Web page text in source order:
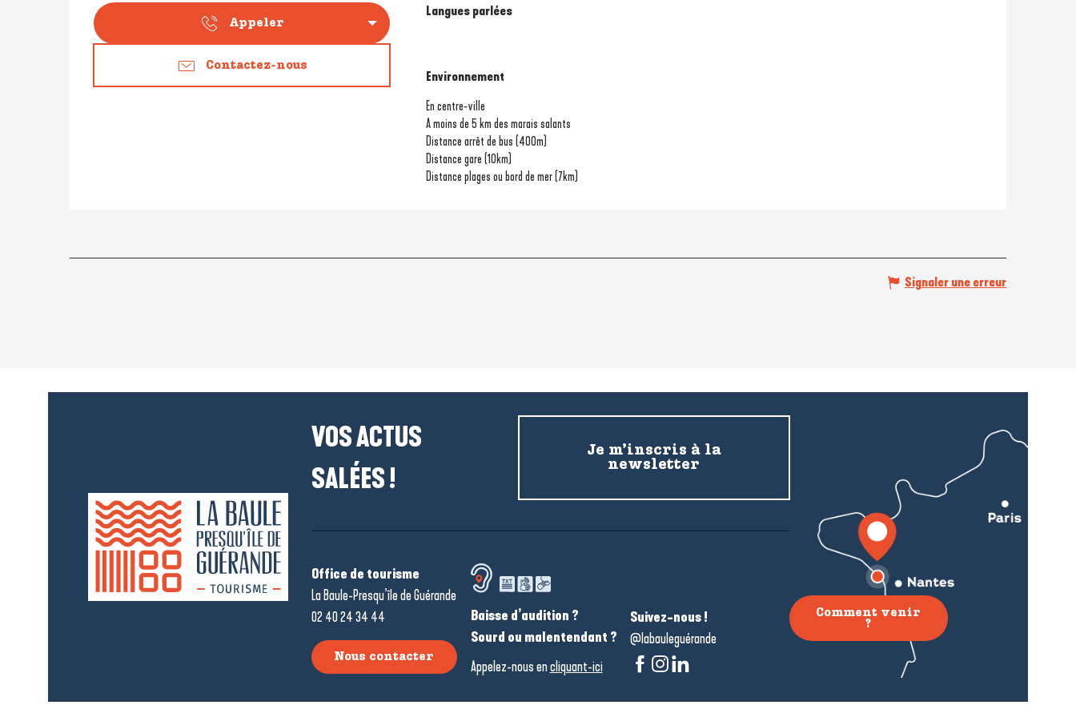
Appeler
Contactez-nous
Langues parlées
Langues parlées
Environnement
Environnement
En centre-ville
A moins de 5 km des marais salants
Distance arrêt de bus (400m)
Distance gare (10km)
Distance plages ou bord de mer(7km)
Signaler une erreur
VOS ACTUS
SALÉES !
Je m’inscris à la
newsletter
Office de tourisme
La Baule-Presqu’île de Guérande
02 40 24 34 44
Nous contacter
Baisse d’audition ?
Sourd ou malentendant ?
Appelez-nous encliquant-ici
Suivez-nous !
@labauleguérande
Comment venir
?